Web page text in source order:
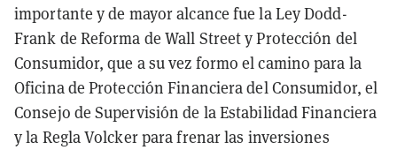
importante y de mayor alcance fue la Ley Dodd-
Frank de Reforma de Wall Street y Protección del
Consumidor, que a su vez formo el camino para la
Oficina de Protección Financiera del Consumidor, el
Consejo de Supervisión de la Estabilidad Financiera
y la Regla Volcker para frenar las inversiones